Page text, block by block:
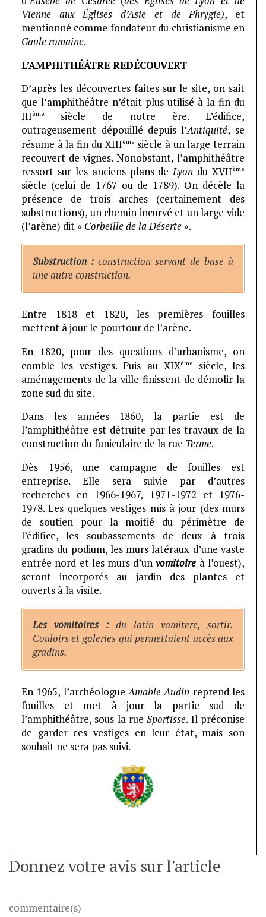
Vienne aux Églises d’Asie et de Phrygie), et
mentionné comme fondateur du christianisme en
Gaule romaine.
L’AMPHITHÉÂTRE REDÉCOUVERT
D’après les découvertes faites sur le site, on sait
que l’amphithéâtre n’était plus utilisé à la fin du
IIIème siècle de notre ère. L’édifice,
outrageusement dépouillé depuis l’Antiquité, se
résume à la fin du XIIIème siècle à un large terrain
recouvert de vignes. Nonobstant, l’amphithéâtre
ressort sur les anciens plans deLyon du XVIIème
siècle (celui de 1767 ou de 1789). On décèle la
présence de trois arches (certainement des
substructions), un chemin incurvé et un large vide
(l’arène) dit « Corbeille de la Déserte ».
Substruction :construction servant de base à
une autre construction.
Entre 1818 et 1820, les premières fouilles
mettent à jour le pourtour de l’arène.
En 1820, pour des questions d’urbanisme, on
comble les vestiges. Puis au XIXème
siècle, les
aménagements de la ville finissent de démolir la
zone sud du site.
Dans les années 1860, la partie est de
l’amphithéâtre est détruite par les travaux de la
construction du funiculaire de la rue Terme.
Dès 1956, une campagne de fouilles est
entreprise. Elle sera suivie par d’autres
recherches en 1966-1967, 1971-1972 et 1976-
1978. Les quelques vestiges mis à jour (des murs
de soutien pour la moitié du périmètre de
l’édifice, les soubassements de deux à trois
gradins du podium, les murs latéraux d’une vaste
entrée nord et les murs d’unvomitoire à l’ouest),
seront incorporés au jardin des plantes et
ouverts à la visite.
Les vomitoires :du latin vomitere, sortir.
Couloirs et galeries qui permettaient accès aux
gradins.
En 1965, l’archéologueAmable Audin reprend les
fouilles et met à jour la partie sud de
l’amphithéâtre, sous la rueSportisse. Il préconise
de garder ces vestiges en leur état, mais son
souhait ne sera pas suivi.
Donnez votre avis sur l'article
commentaire(s)